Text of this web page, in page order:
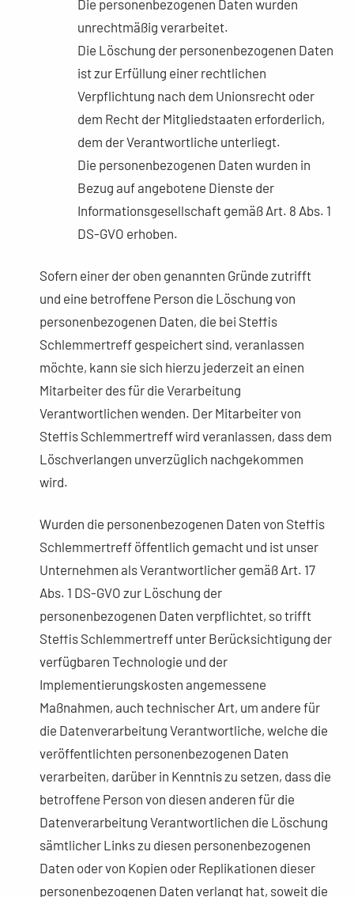
Die personenbezogenen Daten wurden
unrechtmäßig verarbeitet.
Die Löschung der personenbezogenen Daten
ist zur Erfüllung einer rechtlichen
Verpflichtung nach dem Unionsrecht oder
dem Recht der Mitgliedstaaten erforderlich,
dem der Verantwortliche unterliegt.
Die personenbezogenen Daten wurden in
Bezug auf angebotene Dienste der
Informationsgesellschaft gemäß Art. 8 Abs. 1
DS-GVO erhoben.
Sofern einer der oben genannten Gründe zutrifft
und eine betroffene Person die Löschung von
personenbezogenen Daten, die bei Steffis
Schlemmertreff gespeichert sind, veranlassen
möchte, kann sie sich hierzu jederzeit an einen
Mitarbeiter des für die Verarbeitung
Verantwortlichen wenden. Der Mitarbeiter von
Steffis Schlemmertreff wird veranlassen, dass dem
Löschverlangen unverzüglich nachgekommen
wird.
Wurden die personenbezogenen Daten von Steffis
Schlemmertreff öffentlich gemacht und ist unser
Unternehmen als Verantwortlicher gemäß Art. 17
Abs. 1 DS-GVO zur Löschung der
personenbezogenen Daten verpflichtet, so trifft
Steffis Schlemmertreff unter Berücksichtigung der
verfügbaren Technologie und der
Implementierungskosten angemessene
Maßnahmen, auch technischer Art, um andere für
die Datenverarbeitung Verantwortliche, welche die
veröffentlichten personenbezogenen Daten
verarbeiten, darüber in Kenntnis zu setzen, dass die
betroffene Person von diesen anderen für die
Datenverarbeitung Verantwortlichen die Löschung
sämtlicher Links zu diesen personenbezogenen
Daten oder von Kopien oder Replikationen dieser
personenbezogenen Daten verlangt hat, soweit die